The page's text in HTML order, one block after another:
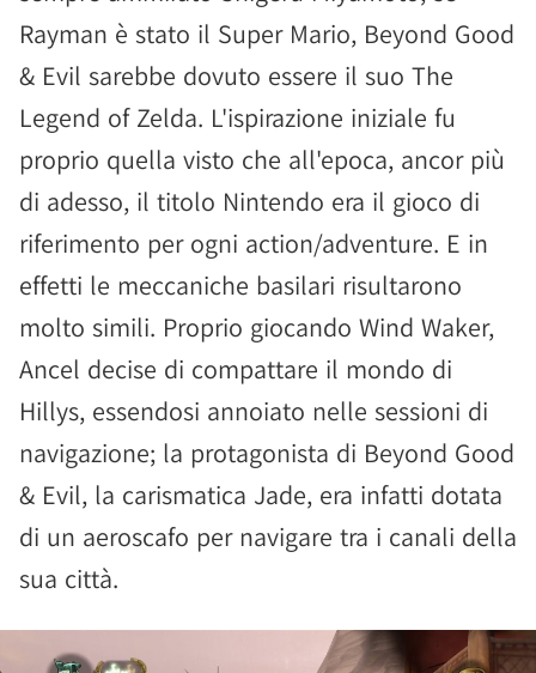
Rayman è stato il Super Mario, Beyond Good
& Evil sarebbe dovuto essere il suo The
Legend of Zelda. L'ispirazione iniziale fu
proprio quella visto che all'epoca, ancor più
di adesso, il titolo Nintendo era il gioco di
riferimento per ogni action/adventure. E in
effetti le meccaniche basilari risultarono
molto simili. Proprio giocando Wind Waker,
Ancel decise di compattare il mondo di
Hillys, essendosi annoiato nelle sessioni di
navigazione; la protagonista di Beyond Good
& Evil, la carismatica Jade, era infatti dotata
di un aeroscafo per navigare tra i canali della
sua città.